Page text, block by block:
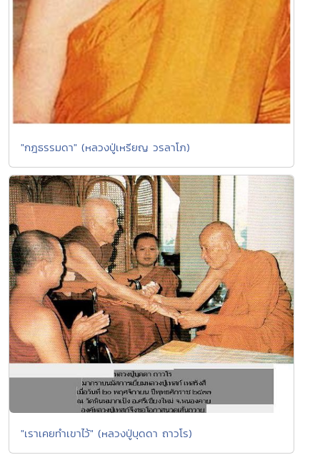
"กฎธรรมดา" (หลวงปู่เหรียญ วรลาโภ)
"เราเคยทำเขาไว้" (หลวงปู่บุดดา ถาวโร)